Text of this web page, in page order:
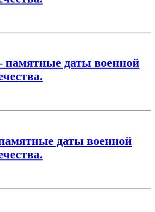
памятные даты военной
даты военной